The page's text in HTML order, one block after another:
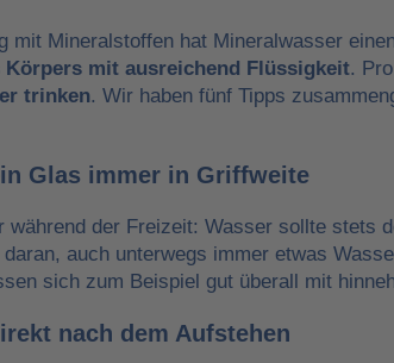
mit Mineralstoffen hat Mineralwasser
Körpers mit ausreichend Flüssigkeit.
trinken. Wir haben fünf Tipps
Glas immer in Griffweite
während der Freizeit: Wasser sollte stets
auch unterwegs immer etwas
sich zum Beispiel gut überall mit
nach dem Aufstehen